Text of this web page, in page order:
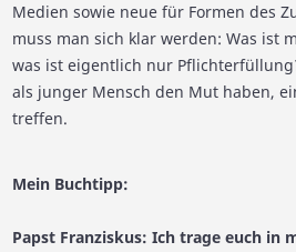
Medien sowie neue für Formen des
muss man sich klar werden: Was ist
was ist eigentlich nur
als junger Mensch den Mut haben,
treffen.
Mein Buchtipp:
Papst Franziskus: Ich trage euch in